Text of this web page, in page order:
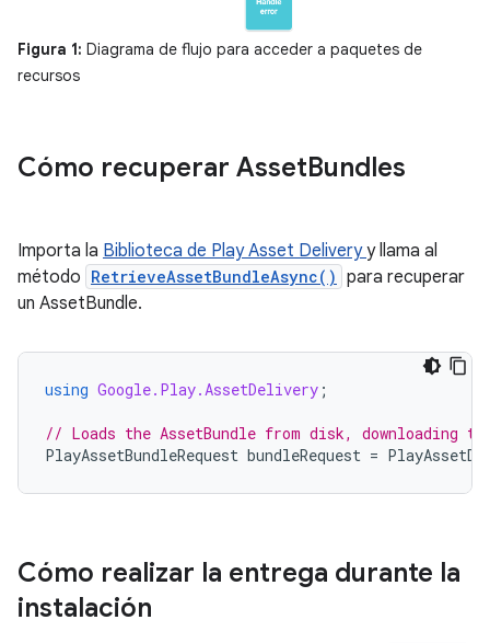
Figura 1: Diagrama de flujo para acceder a paquetes de
recursos
Cómo recuperar AssetBundles
Importa la Biblioteca de Play Asset Deliveryy llama al
método RetrieveAssetBundleAsync() para recuperar
un AssetBundle.
using Google.Play.AssetDelivery ;
// Loads the AssetBundle from disk, downloading
PlayAssetBundleRequest bundleRequest =
Cómo realizar la entrega durante la
instalación